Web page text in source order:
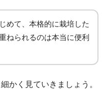
めて、本格的に栽培した
ねられるのは本当に便利
かく見ていきましょう。